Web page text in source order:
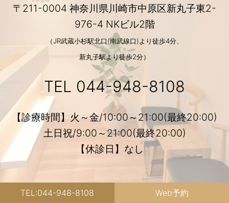
TEL:044-948-8108 Web予約
〒211-0004 神奈川県川崎市中原区新丸子東2-
976-4 NKビル2階
（JR武蔵小杉駅北口(南武線口)より徒歩4分、
新丸子駅より徒歩2分）
TEL 044-948-8108
【診療時間】火～金/10:00～21:00(最終20:00)
土日祝/9:00～21:00(最終20:00)
【休診日】なし